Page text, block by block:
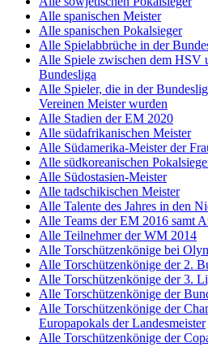
Alle spanischen Meister
Alle spanischen Pokalsieger
Alle Spielabbrüche in der
Alle Spiele zwischen dem HSV
Bundesliga
Alle Spieler, die in der
Vereinen Meister wurden
Alle Stadien der EM 2020
Alle südafrikanischen Meister
Alle Südamerika-Meister der
Alle südkoreanischen
Alle Südostasien-Meister
Alle tadschikischen Meister
Alle Talente des Jahres in den
Alle Teams der EM 2016 samt
Alle Teilnehmer der WM 2014
Alle Torschützenkönige bei
Alle Torschützenkönige der 2.
Alle Torschützenkönige der 3.
Alle Torschützenkönige der
Alle Torschützenkönige der
Europapokals der Landesmeister
Alle Torschützenkönige der